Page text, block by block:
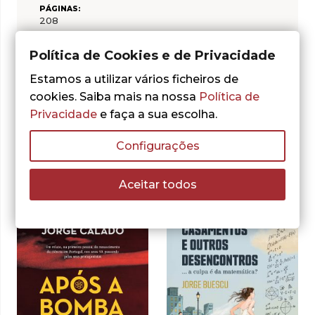
PÁGINAS:
208
Brochada/capa mole
Outras sugestões
Política de Cookies e de Privacidade
Estamos a utilizar vários ficheiros de
cookies. Saiba mais na nossa Política de
Privacidade e faça a sua escolha.
Configurações
Aceitar todos